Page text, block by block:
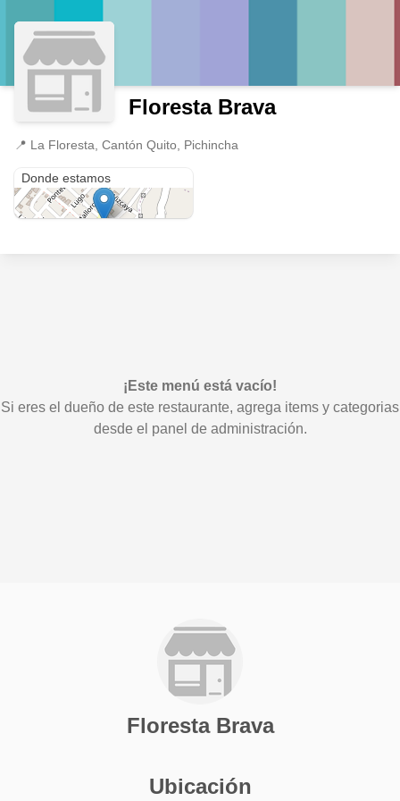
Floresta Brava
📍 La Floresta, Cantón Quito, Pichincha
Donde estamos
¡Este menú está vacío!
Si eres el dueño de este restaurante, agrega items y categorias
desde el panel de administración.
Floresta Brava
Ubicación